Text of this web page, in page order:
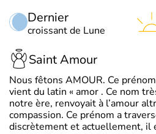
Dernier
croissant de Lune
Saint Amour
Nous fêtons AMOUR. Ce
vient du latin « amor . Ce nom
notre ère, renvoyait à l’amour
compassion. Ce prénom a
discrètement et actuellement, il